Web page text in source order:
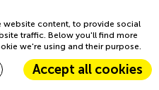
website content, to provide social
traffic. Below you'll find more
we're using and their purpose.
Accept all cookies